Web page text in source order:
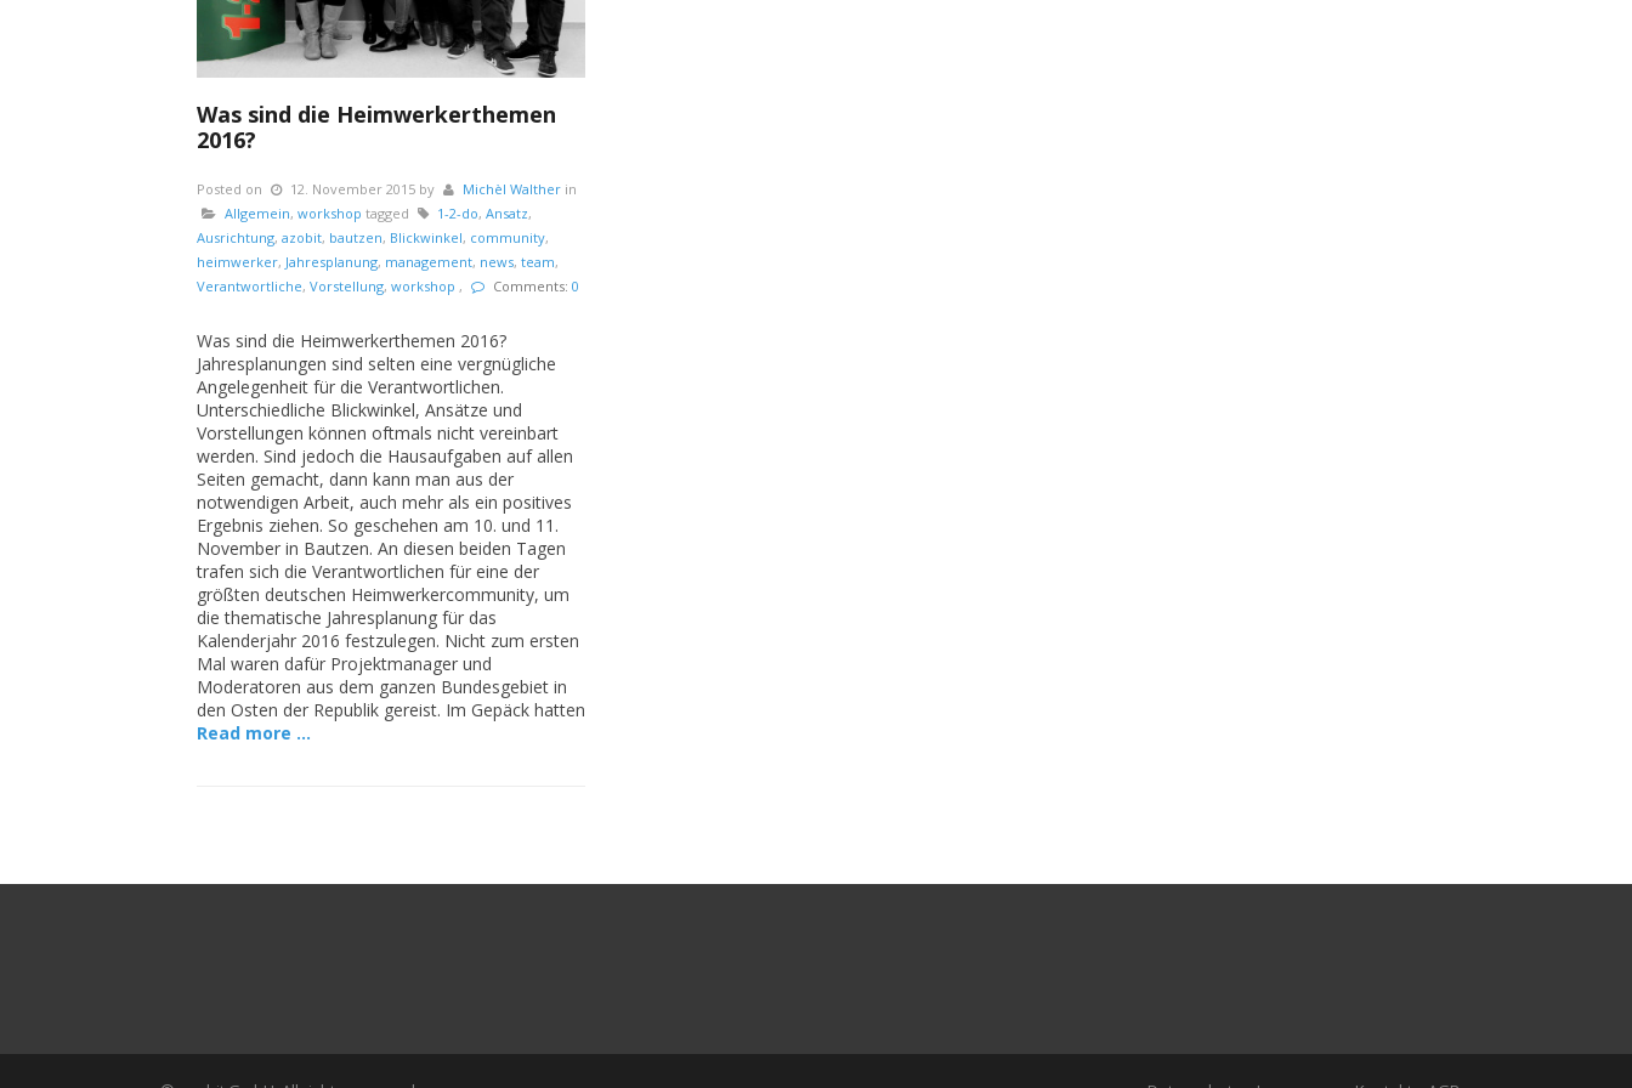
Was sind die Heimwerkerthemen
2016?
Posted on 12. November 2015 by Michèl Walther in
Allgemein, workshop tagged 1-2-do, Ansatz,
Ausrichtung, azobit, bautzen, Blickwinkel, community,
heimwerker, Jahresplanung, management, news, team,
Verantwortliche, Vorstellung, workshop , Comments: 0
Was sind die Heimwerkerthemen 2016?
Jahresplanungen sind selten eine vergnügliche
Angelegenheit für die Verantwortlichen.
Unterschiedliche Blickwinkel, Ansätze und
Vorstellungen können oftmals nicht vereinbart
werden. Sind jedoch die Hausaufgaben auf allen
Seiten gemacht, dann kann man aus der
notwendigen Arbeit, auch mehr als ein positives
Ergebnis ziehen. So geschehen am 10. und 11.
November in Bautzen. An diesen beiden Tagen
trafen sich die Verantwortlichen für eine der
größten deutschen Heimwerkercommunity, um
die thematische Jahresplanung für das
Kalenderjahr 2016 festzulegen. Nicht zum ersten
Mal waren dafür Projektmanager und
Moderatoren aus dem ganzen Bundesgebiet in
den Osten der Republik gereist. Im Gepäck hatten
Read more …